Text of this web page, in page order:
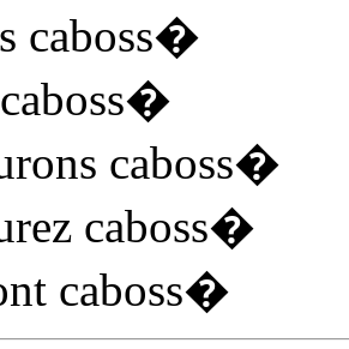
caboss�
�
caboss�
caboss�
caboss�